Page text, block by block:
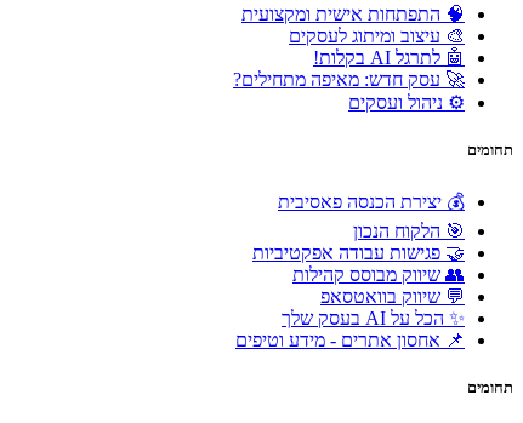
🧠 התפתחות אישית ומקצועית
🎨 עיצוב ומיתוג לעסקים
🤖 לתרגל AI בקלות!
🚀 עסק חדש: מאיפה מתחילים?
⚙️ ניהול ועסקים
תחומים
💰 יצירת הכנסה פאסיבית
🎯 הלקוח הנכון
🤝 פגישות עבודה אפקטיביות
👥 שיווק מבוסס קהילות
💬 שיווק בוואטסאפ
✨ הכל על AI בעסק שלך
📌 אחסון אתרים - מידע וטיפים
תחומים